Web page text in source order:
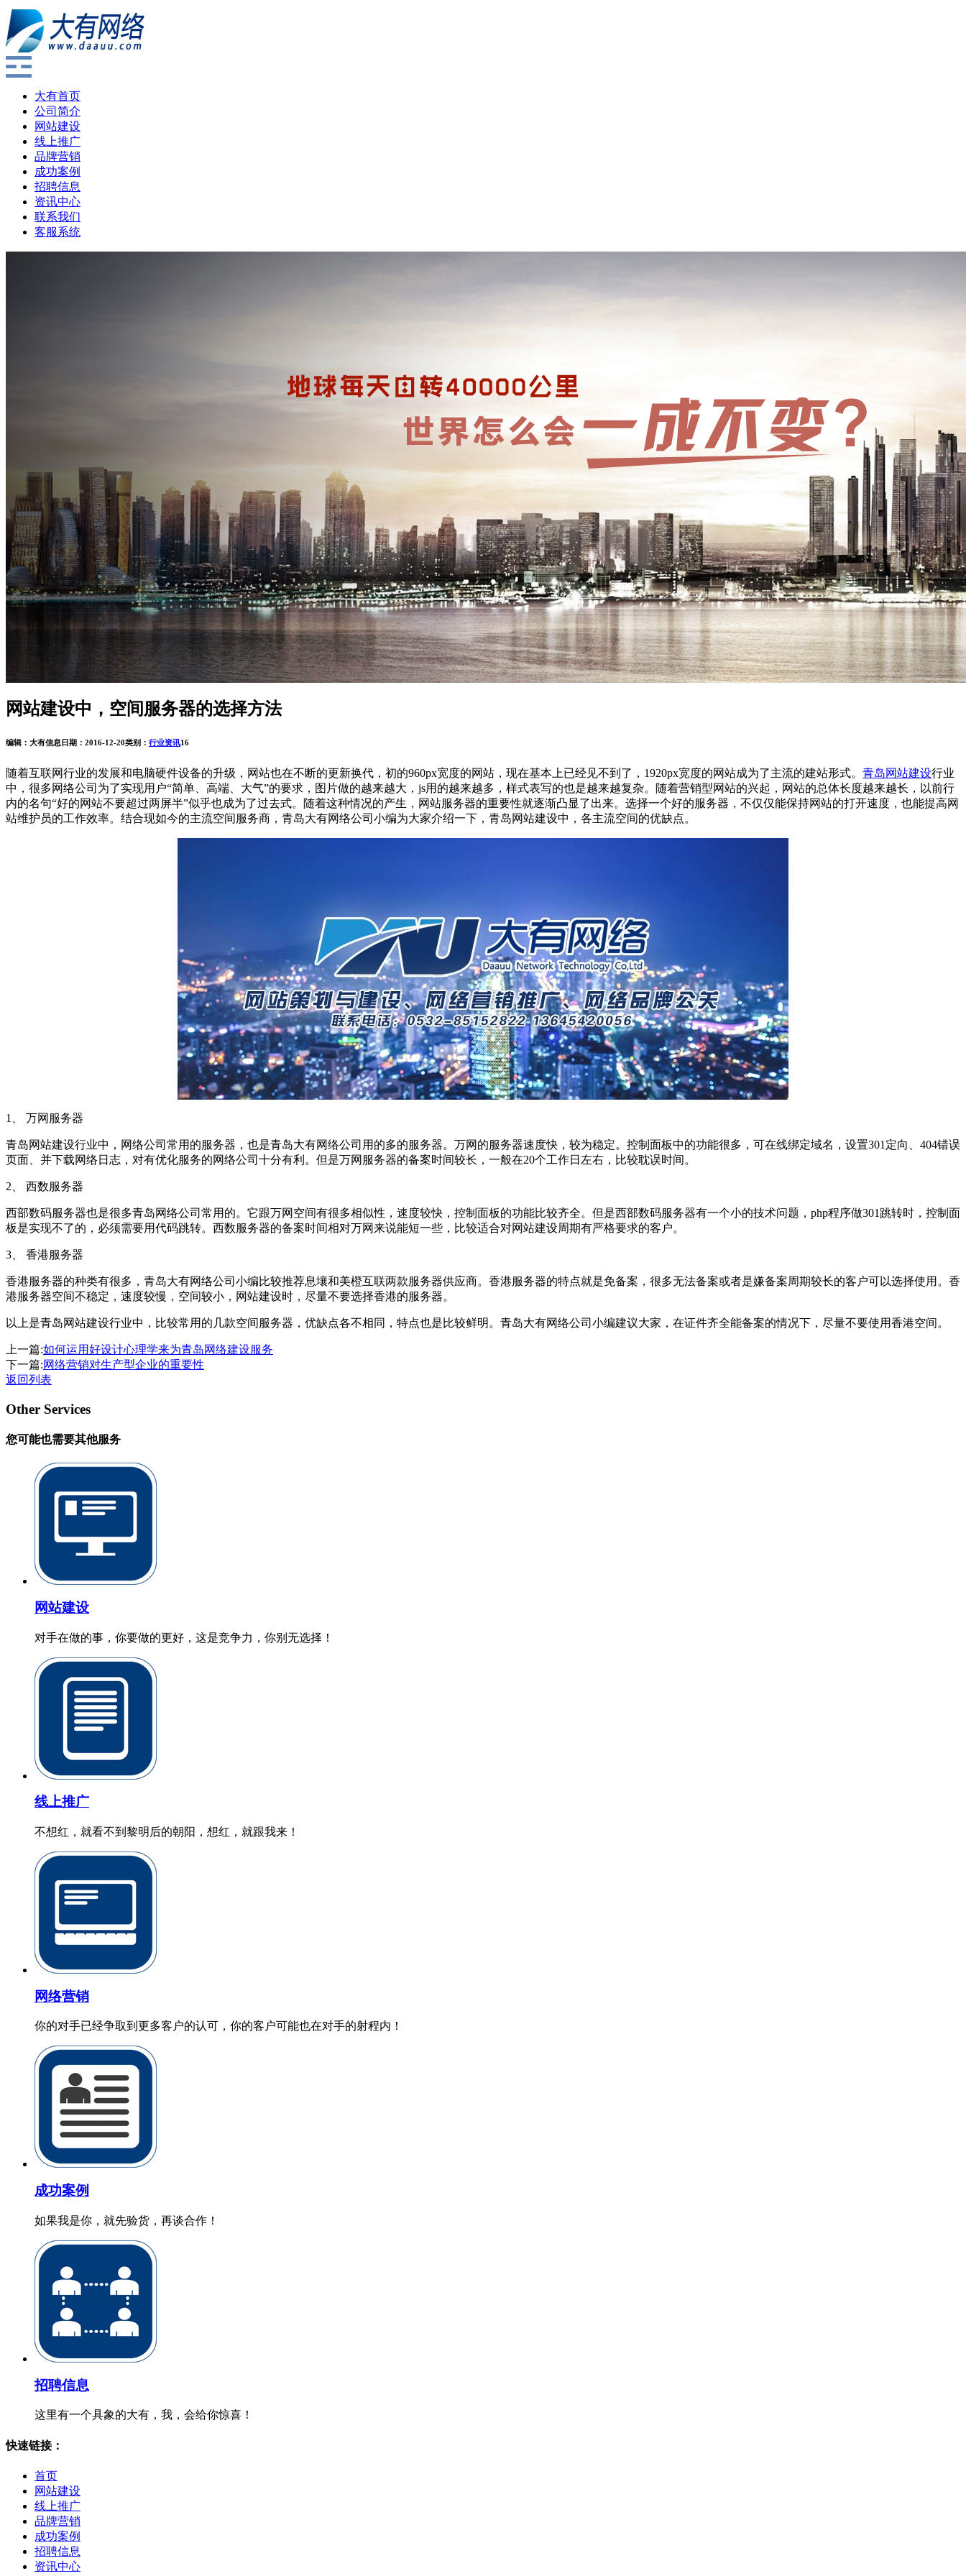
大有首页
公司简介
网站建设
线上推广
品牌营销
成功案例
招聘信息
资讯中心
联系我们
客服系统
网站建设中，空间服务器的选择方法
编辑：大有信息 日期：2016-12-20类别： 行业资讯16
随着互联网行业的发展和电脑硬件设备的升级，网站也在不断的更新换代，初的960px宽度的网站，现在基本上已经见不到了，1920px宽度的网站成为了主流的建站形式。 青岛网站建设行业
中，很多网络公司为了实现用户“简单、高端、大气”的要求，图片做的越来越大，js用的越来越多，样式表写的也是越来越复杂。随着营销型网站的兴起，网站的总体长度越来越长，以前行
内的名句“好的网站不要超过两屏半”似乎也成为了过去式。随着这种情况的产生，网站服务器的重要性就逐渐凸显了出来。选择一个好的服务器，不仅仅能保持网站的打开速度，也能提高网
站维护员的工作效率。结合现如今的主流空间服务商，青岛大有网络公司小编为大家介绍一下，青岛网站建设中，各主流空间的优缺点。
1、 万网服务器
青岛网站建设行业中，网络公司常用的服务器，也是青岛大有网络公司用的多的服务器。万网的服务器速度快，较为稳定。控制面板中的功能很多，可在线绑定域名，设置301定向、404错误
页面、并下载网络日志，对有优化服务的网络公司十分有利。但是万网服务器的备案时间较长，一般在20个工作日左右，比较耽误时间。
2、 西数服务器
西部数码服务器也是很多青岛网络公司常用的。它跟万网空间有很多相似性，速度较快，控制面板的功能比较齐全。但是西部数码服务器有一个小的技术问题，php程序做301跳转时，控制面
板是实现不了的，必须需要用代码跳转。西数服务器的备案时间相对万网来说能短一些，比较适合对网站建设周期有严格要求的客户。
3、 香港服务器
香港服务器的种类有很多，青岛大有网络公司小编比较推荐息壤和美橙互联两款服务器供应商。香港服务器的特点就是免备案，很多无法备案或者是嫌备案周期较长的客户可以选择使用。香
港服务器空间不稳定，速度较慢，空间较小，网站建设时，尽量不要选择香港的服务器。
以上是青岛网站建设行业中，比较常用的几款空间服务器，优缺点各不相同，特点也是比较鲜明。青岛大有网络公司小编建议大家，在证件齐全能备案的情况下，尽量不要使用香港空间。
上一篇:如何运用好设计心理学来为青岛网络建设服务
下一篇:网络营销对生产型企业的重要性
返回列表
Other Services
您可能也需要其他服务
网站建设
对手在做的事，你要做的更好，这是竞争力，你别无选择！
线上推广
不想红，就看不到黎明后的朝阳，想红，就跟我来！
网络营销
你的对手已经争取到更多客户的认可，你的客户可能也在对手的射程内！
成功案例
如果我是你，就先验货，再谈合作！
招聘信息
这里有一个具象的大有，我，会给你惊喜！
快速链接：
首页
网站建设
线上推广
品牌营销
成功案例
招聘信息
资讯中心